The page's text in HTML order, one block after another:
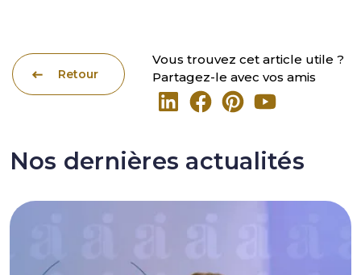
Retour
Vous trouvez cet article utile ?
Partagez-le avec vos amis
Nos dernières actualités